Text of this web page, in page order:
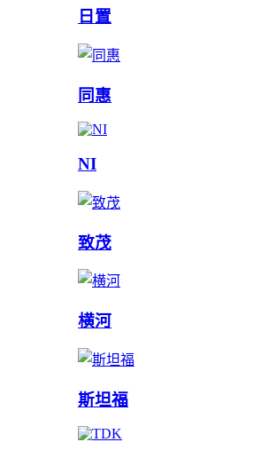
日置
同惠
NI
致茂
横河
斯坦福